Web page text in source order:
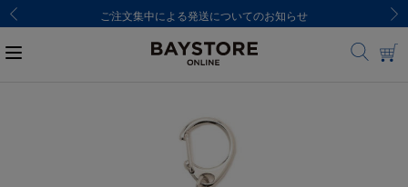
ご注文集中による発送についてのお知らせ